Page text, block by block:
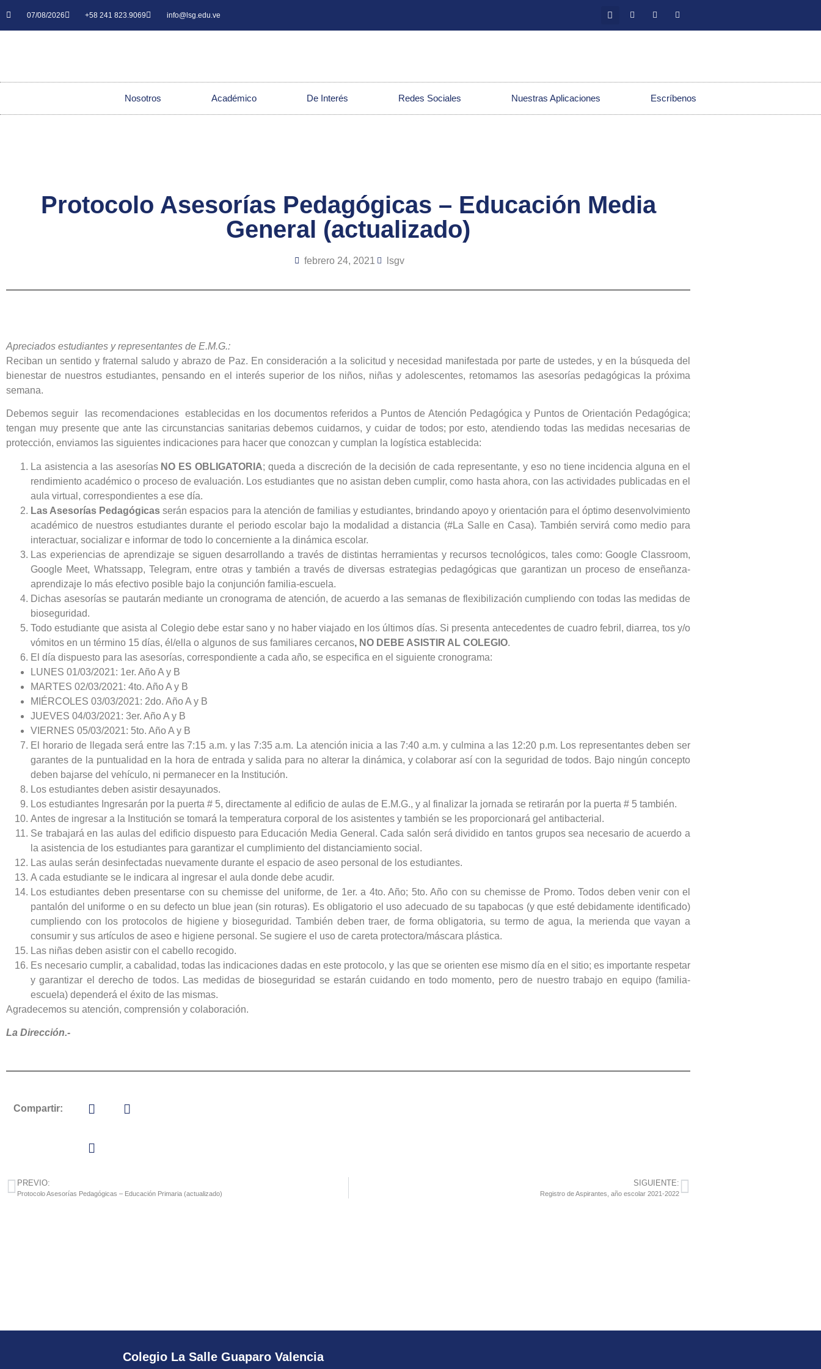
07/08/2026 +58 241 823.9069 info@lsg.edu.ve
Nosotros Académico De Interés Redes Sociales Nuestras Aplicaciones Escríbenos
Protocolo Asesorías Pedagógicas – Educación Media
General (actualizado)
febrero 24, 2021 lsgv
Apreciados estudiantes y representantes de E.M.G.:
Reciban un sentido y fraternal saludo y abrazo de Paz. En consideración a la solicitud y necesidad manifestada por parte de ustedes, y en la búsqueda del
bienestar de nuestros estudiantes, pensando en el interés superior de los niños, niñas y adolescentes, retomamos las asesorías pedagógicas la próxima
semana.
Debemos seguir las recomendaciones establecidas en los documentos referidos a Puntos de Atención Pedagógica y Puntos de Orientación Pedagógica;
tengan muy presente que ante las circunstancias sanitarias debemos cuidarnos, y cuidar de todos; por esto, atendiendo todas las medidas necesarias de
protección, enviamos las siguientes indicaciones para hacer que conozcan y cumplan la logística establecida:
La asistencia a las asesorías NO ES OBLIGATORIA; queda a discreción de la decisión de cada representante, y eso no tiene incidencia alguna en el
rendimiento académico o proceso de evaluación. Los estudiantes que no asistan deben cumplir, como hasta ahora, con las actividades publicadas en el
aula virtual, correspondientes a ese día.
Las Asesorías Pedagógicas serán espacios para la atención de familias y estudiantes, brindando apoyo y orientación para el óptimo desenvolvimiento
académico de nuestros estudiantes durante el periodo escolar bajo la modalidad a distancia (#La Salle en Casa). También servirá como medio para
interactuar, socializar e informar de todo lo concerniente a la dinámica escolar.
Las experiencias de aprendizaje se siguen desarrollando a través de distintas herramientas y recursos tecnológicos, tales como: Google Classroom,
Google Meet, Whatssapp, Telegram, entre otras y también a través de diversas estrategias pedagógicas que garantizan un proceso de enseñanza-
aprendizaje lo más efectivo posible bajo la conjunción familia-escuela.
Dichas asesorías se pautarán mediante un cronograma de atención, de acuerdo a las semanas de flexibilización cumpliendo con todas las medidas de
bioseguridad.
Todo estudiante que asista al Colegio debe estar sano y no haber viajado en los últimos días. Si presenta antecedentes de cuadro febril, diarrea, tos y/o
vómitos en un término 15 días, él/ella o algunos de sus familiares cercanos, NO DEBE ASISTIR AL COLEGIO.
El día dispuesto para las asesorías, correspondiente a cada año, se especifica en el siguiente cronograma:
LUNES 01/03/2021: 1er. Año A y B
MARTES 02/03/2021: 4to. Año A y B
MIÉRCOLES 03/03/2021: 2do. Año A y B
JUEVES 04/03/2021: 3er. Año A y B
VIERNES 05/03/2021: 5to. Año A y B
El horario de llegada será entre las 7:15 a.m. y las 7:35 a.m. La atención inicia a las 7:40 a.m. y culmina a las 12:20 p.m. Los representantes deben ser
garantes de la puntualidad en la hora de entrada y salida para no alterar la dinámica, y colaborar así con la seguridad de todos. Bajo ningún concepto
deben bajarse del vehículo, ni permanecer en la Institución.
Los estudiantes deben asistir desayunados.
Los estudiantes Ingresarán por la puerta # 5, directamente al edificio de aulas de E.M.G., y al finalizar la jornada se retirarán por la puerta # 5 también.
Antes de ingresar a la Institución se tomará la temperatura corporal de los asistentes y también se les proporcionará gel antibacterial.
Se trabajará en las aulas del edificio dispuesto para Educación Media General. Cada salón será dividido en tantos grupos sea necesario de acuerdo a
la asistencia de los estudiantes para garantizar el cumplimiento del distanciamiento social.
Las aulas serán desinfectadas nuevamente durante el espacio de aseo personal de los estudiantes.
A cada estudiante se le indicara al ingresar el aula donde debe acudir.
Los estudiantes deben presentarse con su chemisse del uniforme, de 1er. a 4to. Año; 5to. Año con su chemisse de Promo. Todos deben venir con el
pantalón del uniforme o en su defecto un blue jean (sin roturas). Es obligatorio el uso adecuado de su tapabocas (y que esté debidamente identificado)
cumpliendo con los protocolos de higiene y bioseguridad. También deben traer, de forma obligatoria, su termo de agua, la merienda que vayan a
consumir y sus artículos de aseo e higiene personal. Se sugiere el uso de careta protectora/máscara plástica.
Las niñas deben asistir con el cabello recogido.
Es necesario cumplir, a cabalidad, todas las indicaciones dadas en este protocolo, y las que se orienten ese mismo día en el sitio; es importante respetar
y garantizar el derecho de todos. Las medidas de bioseguridad se estarán cuidando en todo momento, pero de nuestro trabajo en equipo (familia-
escuela) dependerá el éxito de las mismas.
Agradecemos su atención, comprensión y colaboración.
La Dirección.-
Compartir:
PREVIO:
Protocolo Asesorías Pedagógicas – Educación Primaria (actualizado)
SIGUIENTE:
Registro de Aspirantes, año escolar 2021-2022
Colegio La Salle Guaparo Valencia